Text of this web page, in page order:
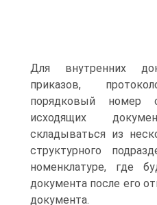
Для внутренних
приказов,
порядковый номер
исходящих
складываться из
структурного
номенклатуре, где
документа после его
документа.